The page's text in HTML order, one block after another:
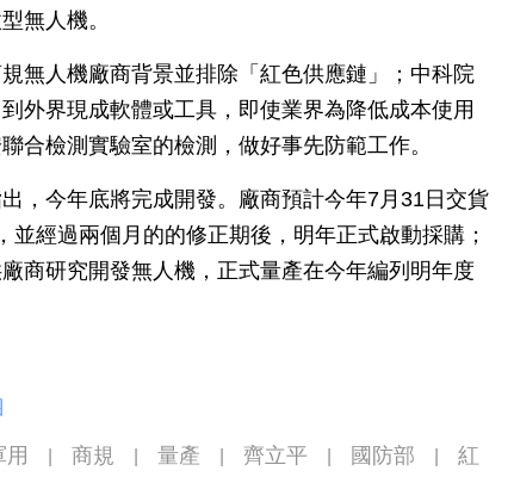
無人機。
無人機廠商背景並排除「紅色供應鏈」；中科院
外界現成軟體或工具，即使業界為降低成本使用
合檢測實驗室的檢測，做好事先防範工作。
，今年底將完成開發。廠商預計今年7月31日交貨
經過兩個月的的修正期後，明年正式啟動採購；
商研究開發無人機，正式量產在今年編列明年度
用 商規 量產 齊立平 國防部
紅